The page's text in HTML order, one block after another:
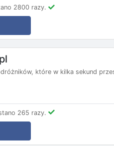
2800 razy.
które w kilka sekund
265 razy.